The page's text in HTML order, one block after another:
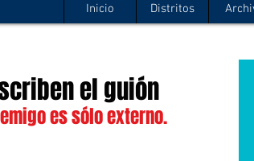
Inicio Distritos
el guión
es sólo externo.